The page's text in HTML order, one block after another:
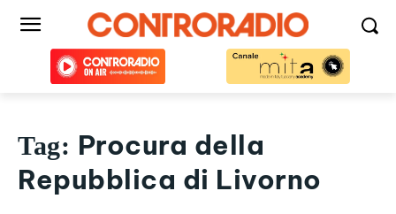
Tag: Procura della
Repubblica di Livorno